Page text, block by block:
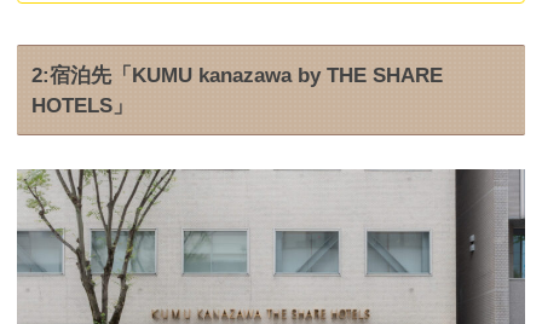
2:宿泊先「KUMU kanazawa by THE SHARE
HOTELS」